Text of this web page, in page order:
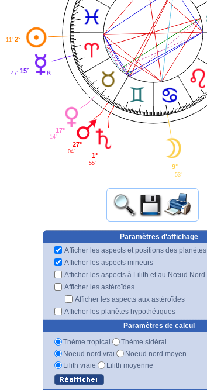
2°
11'
15°
47'
17°
14'
27°
04'
1°
55' 9°
53'
Paramètres d'affichage
Afficher les aspects et positions des planètes
Afficher les aspects mineurs
Afficher les aspects à Lilith et au Nœud Nord
Afficher les astéroïdes
Afficher les aspects aux astéroïdes
Afficher les planètes hypothétiques
Paramètres de calcul
Thème tropical
Thème sidéral
Noeud nord vrai
Noeud nord moyen
Lilith vraie
Lilith moyenne